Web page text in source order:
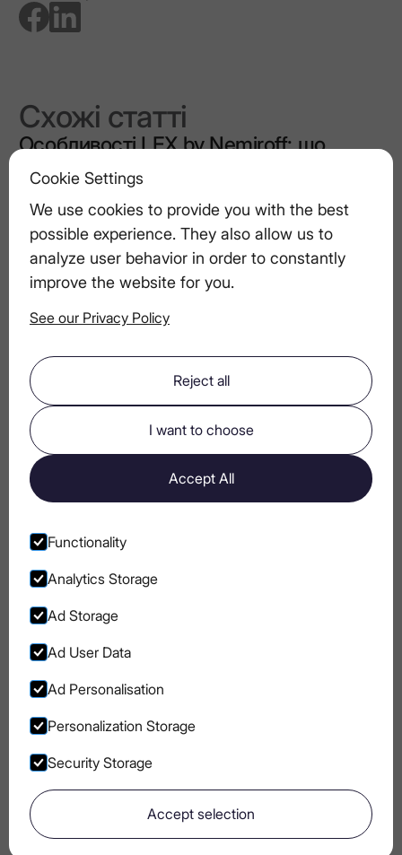
Cookie Settings
We use cookies to provide you with the best
possible experience. They also allow us to
analyze user behavior in order to constantly
improve the website for you.
See our Privacy Policy
Reject all
I want to choose
Accept All
Functionality
Analytics Storage
Ad Storage
Ad User Data
Ad Personalisation
Personalization Storage
Security Storage
Accept selection
go to facebook page go to linkedin page
Схожі статті
Особливості LEX by Nemiroff: що
робить цю горілку особливою
Найкращі коктейлі на основі горілки
після вечері та на ніч
Як визначити, чи горілка справді
Роль фільтрації у створенні
ультрапреміальної горілки
Як відзначити Національний день
БЛОГ
ХАРЧОВА ЦІННІСТЬ